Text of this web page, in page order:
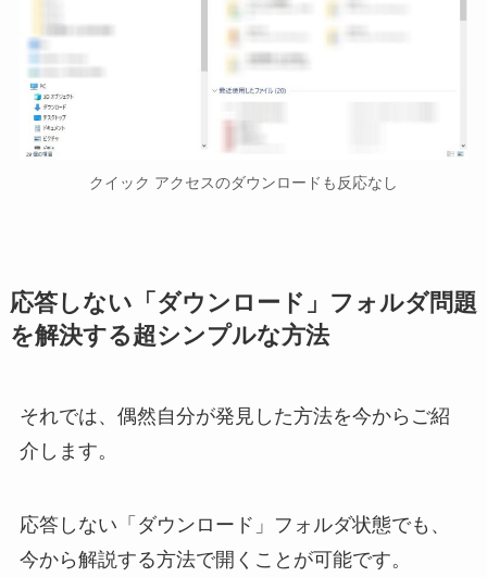
クイック アクセスのダウンロードも反応なし
応答しない「ダウンロード」フォルダ問題
を解決する超シンプルな方法
それでは、偶然自分が発見した方法を今からご紹
介します。
応答しない「ダウンロード」フォルダ状態でも、
今から解説する方法で開くことが可能です。